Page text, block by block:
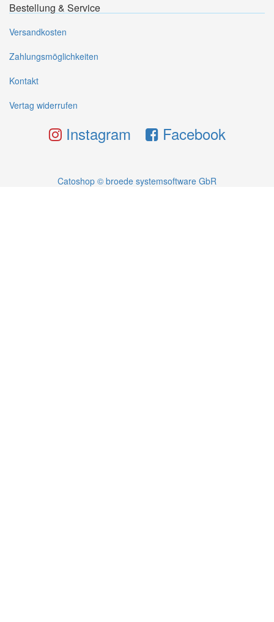
Bestellung & Service
Versandkosten
Zahlungsmöglichkeiten
Kontakt
Vertag widerrufen
Instagram Facebook
Catoshop © broede systemsoftware GbR